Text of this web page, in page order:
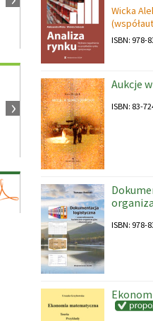
Wicka
ISBN: 978-
Aukcje
ISBN: 83-
ISBN: 978-